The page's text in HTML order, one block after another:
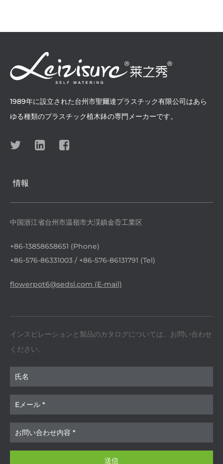
1989年に設立された台州市聖爾達プラスチック有限公司はあら
ゆる種類のプラスチック植木鉢の専門メーカーです。
情報
中国浙江省台州市温嶺市大渓鎮金岙工業区
+86-13858658651 (Phone)
+86-576-86331003 / +86-576-86131791 (Tel)
flowerpot6@sedsl.com (E-mail)
インスピレーションと製品のカタログについては、お問い合わせ
ください。